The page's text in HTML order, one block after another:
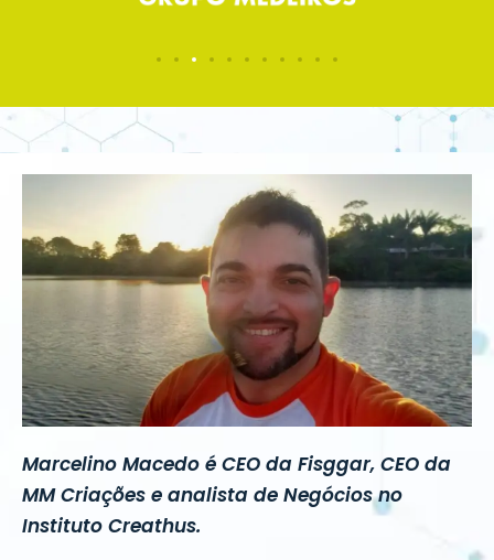
Marcelino Macedo é CEO da Fisggar, CEO da
MM Criações e analista de Negócios no
Instituto Creathus.